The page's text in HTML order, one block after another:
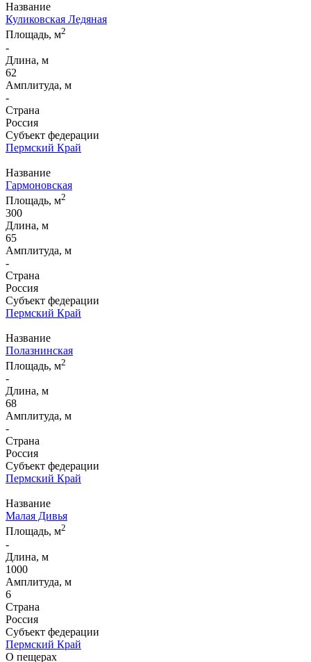
Название
Куликовская Ледяная
Площадь, м2
-
Длина, м
62
Амплитуда, м
-
Страна
Россия
Субъект федерации
Пермский Край
Название
Гармоновская
Площадь, м2
300
Длина, м
65
Амплитуда, м
-
Страна
Россия
Субъект федерации
Пермский Край
Название
Полазнинская
Площадь, м2
-
Длина, м
68
Амплитуда, м
-
Страна
Россия
Субъект федерации
Пермский Край
Название
Малая Дивья
Площадь, м2
-
Длина, м
1000
Амплитуда, м
6
Страна
Россия
Субъект федерации
Пермский Край
О пещерах